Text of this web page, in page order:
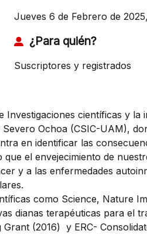
Jueves 6 de Febrero de
¿Para quién?
Suscriptores y registrados
científicas y la
Ochoa (CSIC-UAM),
en identificar las
el envejecimiento de
y a las enfermedades
como Science, Nature
dianas terapéuticas para el
(2016) y ERC-